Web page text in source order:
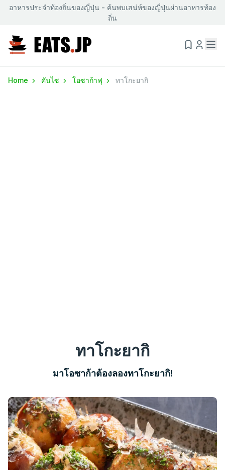
อาหารประจำท้องถิ่นของญี่ปุ่น - ค้นพบเสน่ห์ของญี่ปุ่นผ่านอาหารท้อง
ถิ่น
Home คันไซ โอซาก้าฟุ ทาโกะยากิ
ทาโกะยากิ
มาโอซาก้าต้องลองทาโกะยากิ!